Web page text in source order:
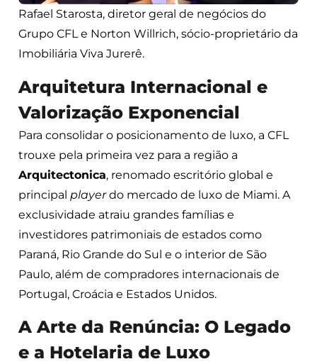
Rafael Starosta, diretor geral de negócios do
Grupo CFL e Norton Willrich, sócio-proprietário da
Imobiliária Viva Jurerê.
Arquitetura Internacional e
Valorização Exponencial
Para consolidar o posicionamento de luxo, a CFL
trouxe pela primeira vez para a região a
Arquitectonica, renomado escritório global e
principal playerdo mercado de luxo de Miami. A
exclusividade atraiu grandes famílias e
investidores patrimoniais de estados como
Paraná, Rio Grande do Sul e o interior de São
Paulo, além de compradores internacionais de
Portugal, Croácia e Estados Unidos.
A Arte da Renúncia: O Legado
e a Hotelaria de Luxo